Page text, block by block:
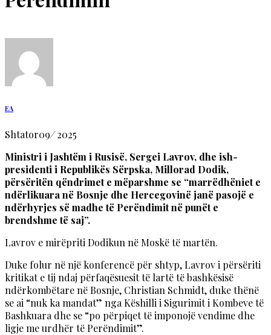
EA
Shtator09/2025
Ministri i Jashtëm i Rusisë, Sergei Lavrov, dhe ish-
presidenti i Republikës Sërpska, Millorad Dodik,
përsëritën qëndrimet e mëparshme se “marrëdhëniet e
ndërlikuara në Bosnje dhe Hercegovinë janë pasojë e
ndërhyrjes së madhe të Perëndimit në punët e
brendshme të saj”.
Lavrov e mirëpriti Dodikun në Moskë të martën.
Duke folur në një konferencë për shtyp, Lavrov i përsëriti
kritikat e tij ndaj përfaqësuesit të lartë të bashkësisë
ndërkombëtare në Bosnje, Christian Schmidt, duke thënë
se ai “nuk ka mandat” nga Këshilli i Sigurimit i Kombeve të
Bashkuara dhe se “po përpiqet të imponojë vendime dhe
ligje me urdhër të Perëndimit”.